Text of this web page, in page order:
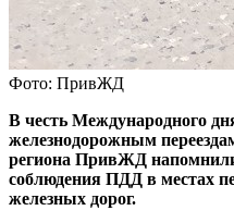
Фото: ПривЖД
В честь Международного
железнодорожным
региона ПривЖД
соблюдения ПДД в местах
железных дорог.